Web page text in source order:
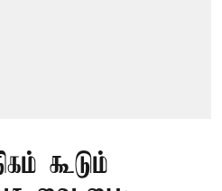
கூடும்